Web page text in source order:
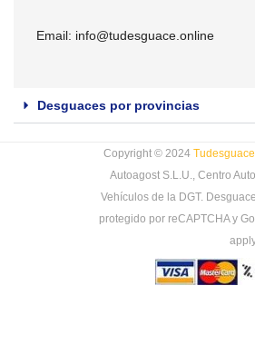
Email: info@tudesguace.online
Desguaces por provincias
Copyright © 2024
Autoagost S.L.U., Centro
Vehículos de la DGT.
protegido por reCAPTCHA y